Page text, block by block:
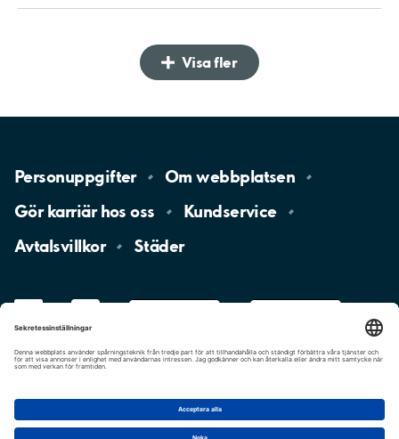
Visa fler
Personuppgifter Omwebbplatsen
Gör karriär hososs
Kundservice
Avtalsvillkor
Städer